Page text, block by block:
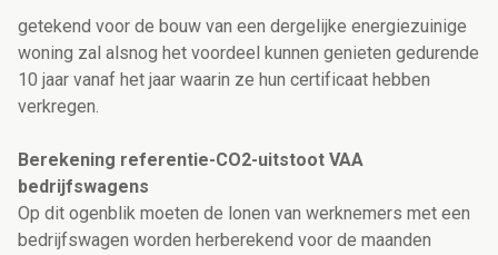
getekend voor de bouw van een dergelijke energiezuinige
woning zal alsnog het voordeel kunnen genieten gedurende
10 jaar vanaf het jaar waarin ze hun certificaat hebben
verkregen.
Berekening referentie-CO2-uitstoot VAA
bedrijfswagens
Op dit ogenblik moeten de lonen van werknemers met een
bedrijfswagen worden herberekend voor de maanden